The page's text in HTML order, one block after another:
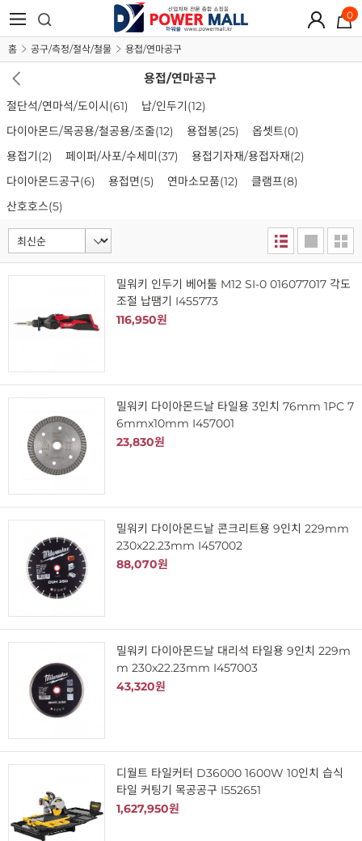
0
홈 공구/측정/절삭/철물 용접/연마공구
용접/연마공구
절단석/연마석/도이시(61) 납/인두기(12)
다이아몬드/목공용/철공용/조줄(12) 용접봉(25) 옵셋트(0)
용접기(2) 페이퍼/사포/수세미(37) 용접기자재/용접자재(2)
다이아몬드공구(6) 용접면(5) 연마소모품(12) 클램프(8)
산호호스(5)
밀워키 인두기 베어툴 M12 SI-0 016077017 각도
조절 납땜기 I455773
116,950원
밀워키 다이아몬드날 타일용 3인치 76mm 1PC 7
6mmx10mm I457001
23,830원
밀워키 다이아몬드날 콘크리트용 9인치 229mm
230x22.23mm I457002
88,070원
밀워키 다이아몬드날 대리석 타일용 9인치 229m
m 230x22.23mm I457003
43,320원
디월트 타일커터 D36000 1600W 10인치 습식
타일 커팅기 목공공구 I552651
1,627,950원